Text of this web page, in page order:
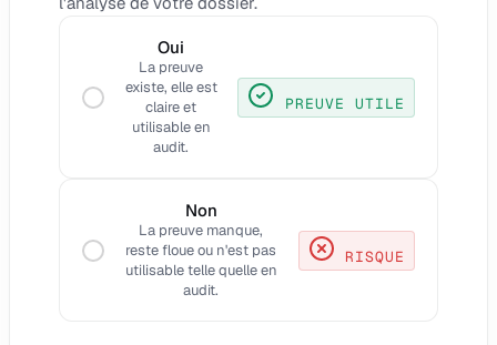
Oui
La preuve
existe, elle est
claire et
utilisable en
audit.
PREUVE UTILE
Non
La preuve manque,
reste floue ou n'est pas
utilisable telle quelle en
audit.
RISQUE